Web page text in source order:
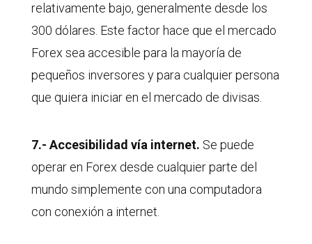
relativamente bajo, generalmente desde los
300 dólares. Este factor hace que el mercado
Forex sea accesible para la mayoría de
pequeños inversores y para cualquier persona
que quiera iniciar en el mercado de divisas.
7.- Accesibilidad vía internet. Se puede
operar en Forex desde cualquier parte del
mundo simplemente con una computadora
con conexión a internet.